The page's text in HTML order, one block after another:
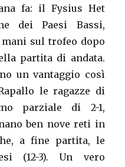
fa: il Fysius Het
dei Paesi Bassi,
sul trofeo dopo
partita di andata.
un vantaggio così
le ragazze di
parziale di 2-1,
ben nove reti in
a fine partita, le
(12-3). Un vero